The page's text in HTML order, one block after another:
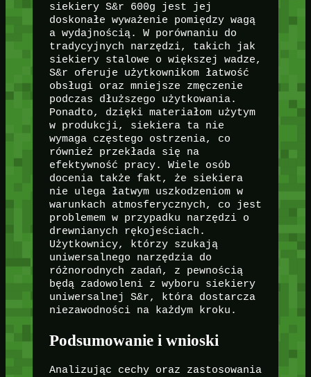
siekiery S&r 600g jest jej
doskonałe wyważenie pomiędzy wagą
a wydajnością. W porównaniu do
tradycyjnych narzędzi, takich jak
siekiery stalowe o większej wadze,
S&r oferuje użytkownikom łatwość
obsługi oraz mniejsze zmęczenie
podczas dłuższego użytkowania.
Ponadto, dzięki materiałom użytym
w produkcji, siekiera ta nie
wymaga częstego ostrzenia, co
również przekłada się na
efektywność pracy. Wiele osób
docenia także fakt, że siekiera
nie ulega łatwym uszkodzeniom w
warunkach atmosferycznych, co jest
problemem w przypadku narzędzi o
drewnianych rękojeściach.
Użytkownicy, którzy szukają
uniwersalnego narzędzia do
różnorodnych zadań, z pewnością
będą zadowoleni z wyboru siekiery
uniwersalnej S&r, która dostarcza
niezawodności na każdym kroku.
Podsumowanie i wnioski
Analizując cechy oraz zastosowania